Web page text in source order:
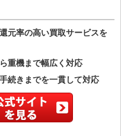
元率の高い買取サービスを
重機まで幅広く対応
続きまでを一貫して対応